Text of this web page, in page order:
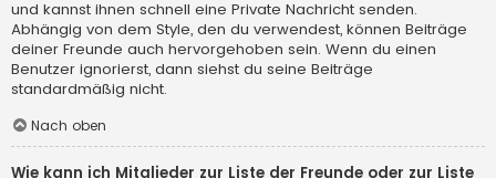
und kannst ihnen schnell eine Private Nachricht senden.
Abhängig von dem Style, den du verwendest, können Beiträge
deiner Freunde auch hervorgehoben sein. Wenn du einen
Benutzer ignorierst, dann siehst du seine Beiträge
standardmäßig nicht.
Nach oben
Wie kann ich Mitglieder zur Liste der Freunde oder zur Liste